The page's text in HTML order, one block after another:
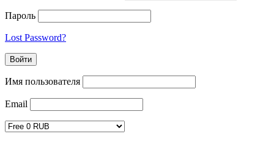
Пароль
Lost Password?
Имя пользователя
Email